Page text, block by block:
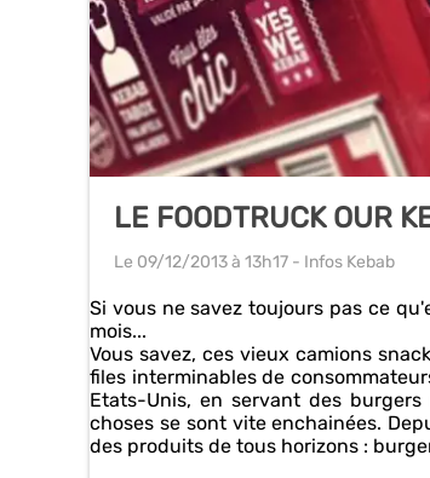
LE FOODTRUCK OUR
Le 09/12/2013à 13h17 - Infos Kebab
Si vous ne savez toujours pas ce
mois...
Vous savez, ces vieux camions
files interminables de
Etats-Unis, en servant des
choses se sont vite enchainées.
des produits de tous horizons :